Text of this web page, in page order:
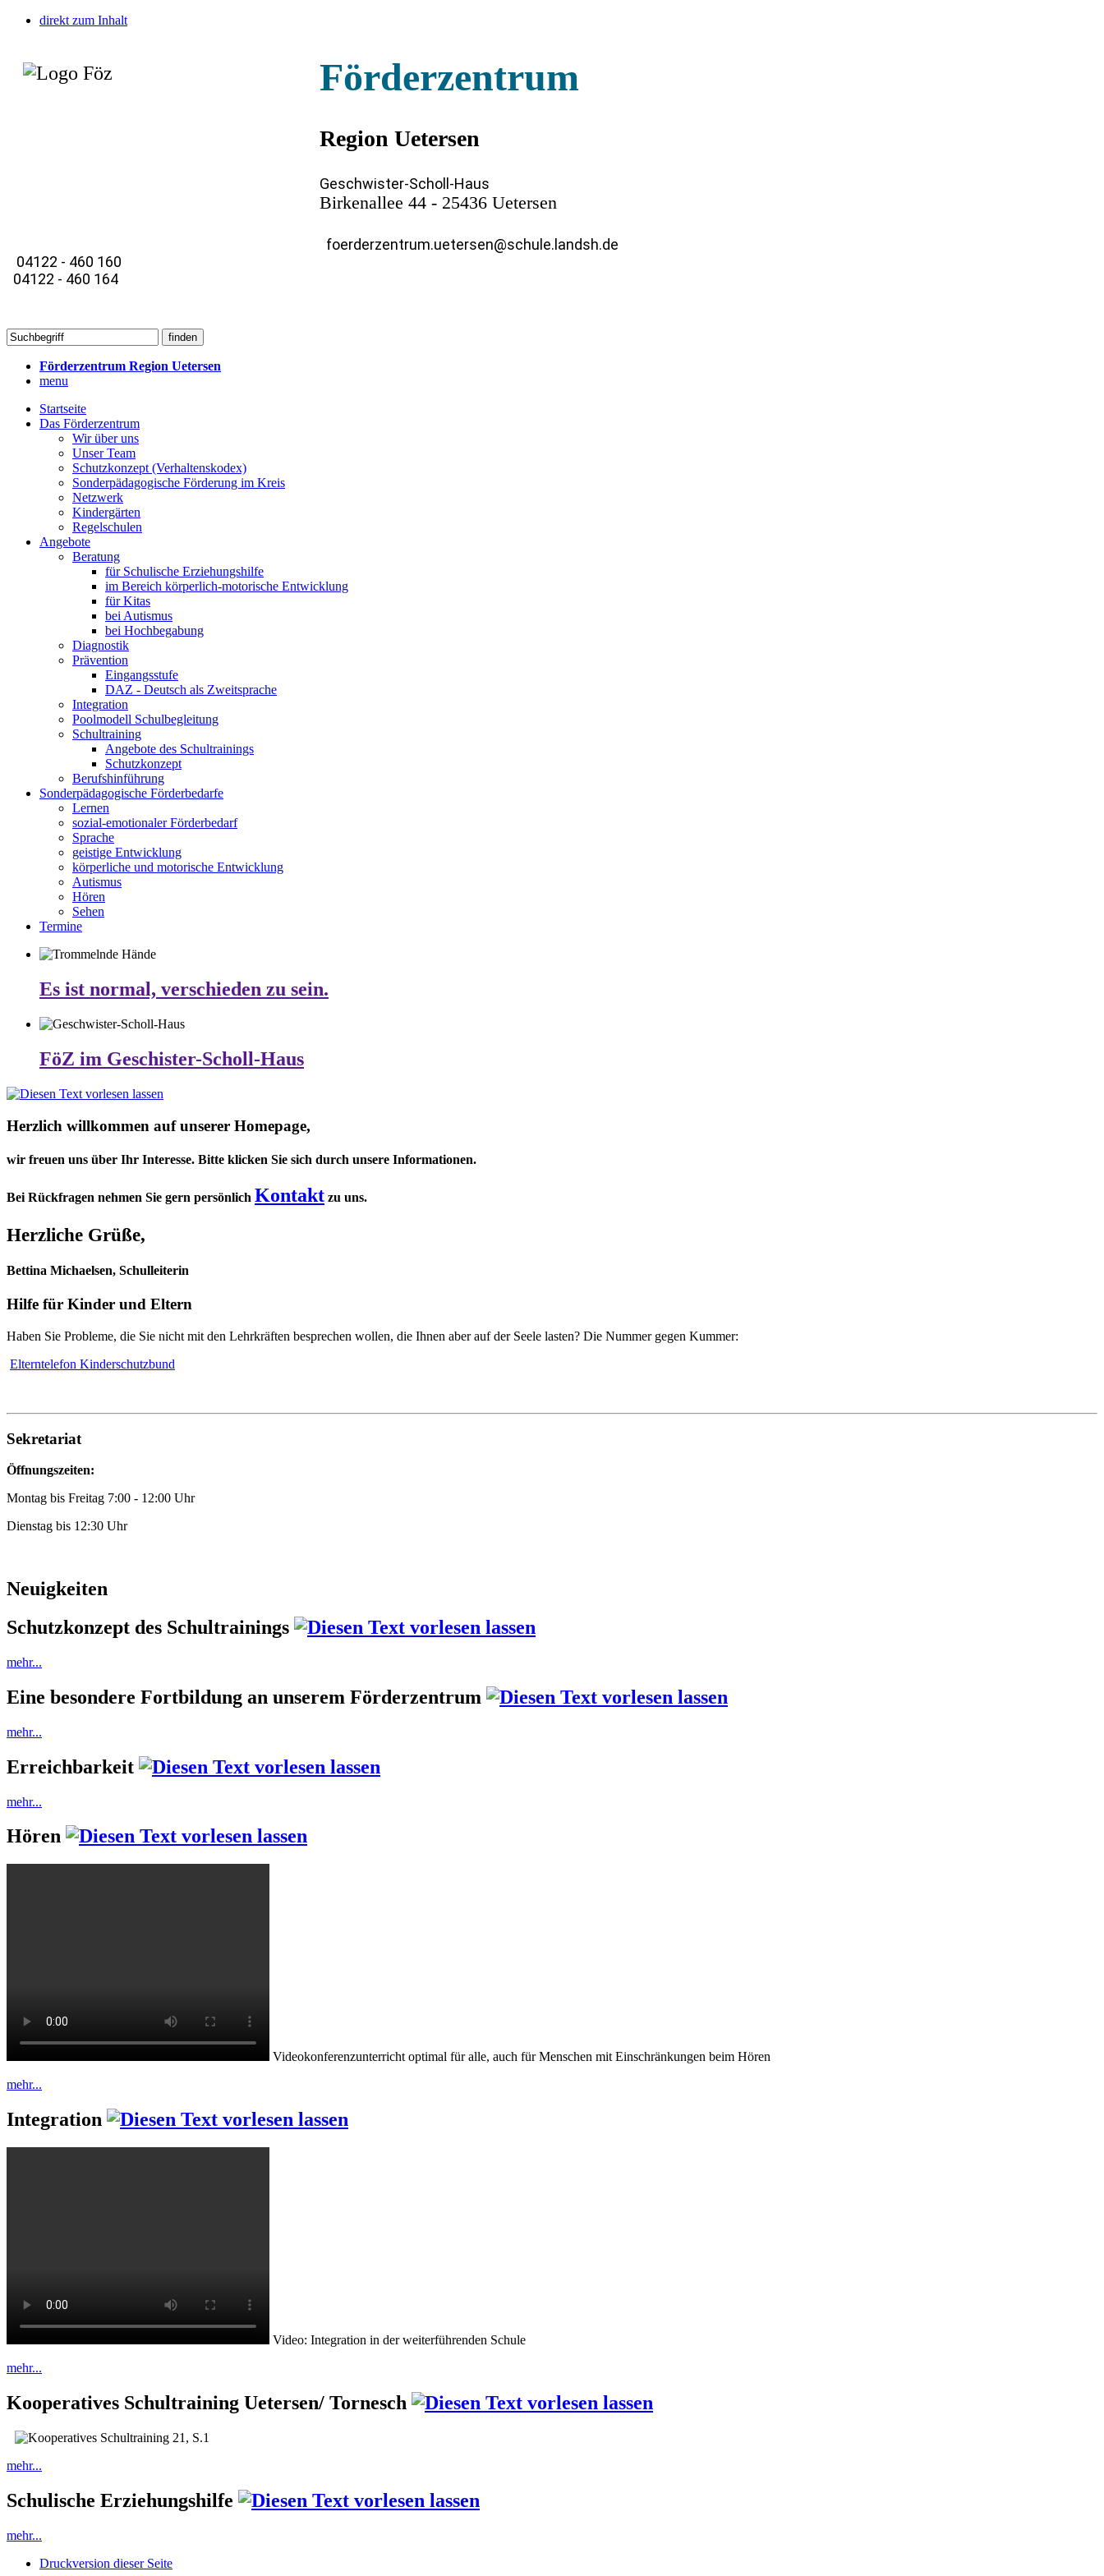
direkt zum Inhalt
Förderzentrum
Region Uetersen
Geschwister-Scholl-Haus
Birkenallee 44 - 25436 Uetersen
foerderzentrum.uetersen@schule.landsh.de
04122 - 460 160
04122 - 460 164
Förderzentrum Region Uetersen
menu
Startseite
Das Förderzentrum
Wir über uns
Unser Team
Schutzkonzept (Verhaltenskodex)
Sonderpädagogische Förderung im Kreis
Netzwerk
Kindergärten
Regelschulen
Angebote
Beratung
für Schulische Erziehungshilfe
im Bereich körperlich-motorische Entwicklung
für Kitas
bei Autismus
bei Hochbegabung
Diagnostik
Prävention
Eingangsstufe
DAZ - Deutsch als Zweitsprache
Integration
Poolmodell Schulbegleitung
Schultraining
Angebote des Schultrainings
Schutzkonzept
Berufshinführung
Sonderpädagogische Förderbedarfe
Lernen
sozial-emotionaler Förderbedarf
Sprache
geistige Entwicklung
körperliche und motorische Entwicklung
Autismus
Hören
Sehen
Termine
Es ist normal, verschieden zu sein.
FöZ im Geschister-Scholl-Haus
Herzlich willkommen auf unserer Homepage,
wir freuen uns über Ihr Interesse. Bitte klicken Sie sich durch unsere Informationen.
Bei Rückfragen nehmen Sie gern persönlich Kontakt zu uns.
Herzliche Grüße,
Bettina Michaelsen, Schulleiterin
Hilfe für Kinder und Eltern
Haben Sie Probleme, die Sie nicht mit den Lehrkräften besprechen wollen, die Ihnen aber auf der Seele lasten? Die Nummer gegen Kummer:
Elterntelefon Kinderschutzbund
Sekretariat
Öffnungszeiten:
Montag bis Freitag 7:00 - 12:00 Uhr
Dienstag bis 12:30 Uhr
Neuigkeiten
Schutzkonzept des Schultrainings
mehr...
Eine besondere Fortbildung an unserem Förderzentrum
mehr...
Erreichbarkeit
mehr...
Hören
Videokonferenzunterricht optimal für alle, auch für Menschen mit Einschränkungen beim Hören
mehr...
Integration
Video: Integration in der weiterführenden Schule
mehr...
Kooperatives Schultraining Uetersen/ Tornesch
mehr...
Schulische Erziehungshilfe
mehr...
Druckversion dieser Seite